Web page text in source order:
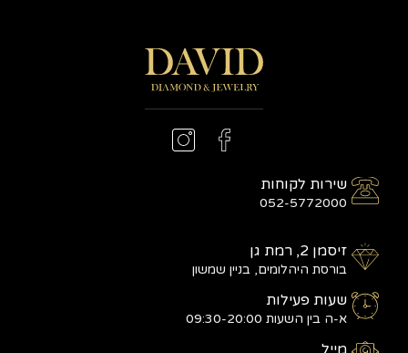
שירות לקוחות
052-5772000
זיסמן 2, רמת גן
בורסת היהלומים, בניין שמשון
שעות פעילות
א-ה בין השעות 09:30-20:00
מייל